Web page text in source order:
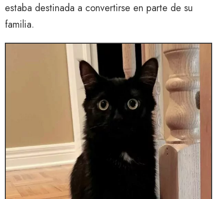
estaba destinada a convertirse en parte de su
familia.